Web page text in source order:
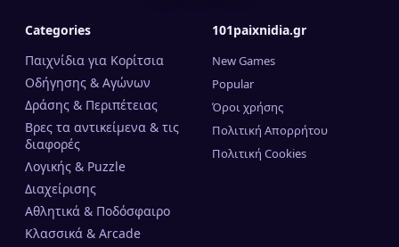
Categories
Παιχνίδια για Κορίτσια
Οδήγησης & Αγώνων
Δράσης & Περιπέτειας
Βρες τα αντικείμενα & τις
διαφορές
Λογικής & Puzzle
Διαχείρισης
Αθλητικά & Ποδόσφαιρο
Κλασσικά & Arcade
101paixnidia.gr
New Games
Popular
Όροι χρήσης
Πολιτική Απορρήτου
Πολιτική Cookies